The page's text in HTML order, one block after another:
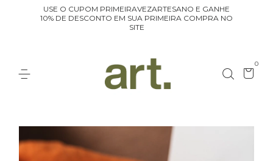
USE O CUPOM PRIMEIRAVEZARTESANO E GANHE
10% DE DESCONTO EM SUA PRIMEIRA COMPRA NO
SITE
0